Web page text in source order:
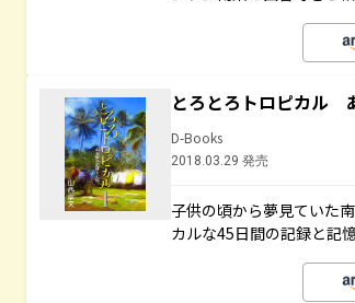
とろとろトロピカル
D-Books
2018.03.29 発売
子供の頃から夢見ていた
カルな45日間の記録と記憶